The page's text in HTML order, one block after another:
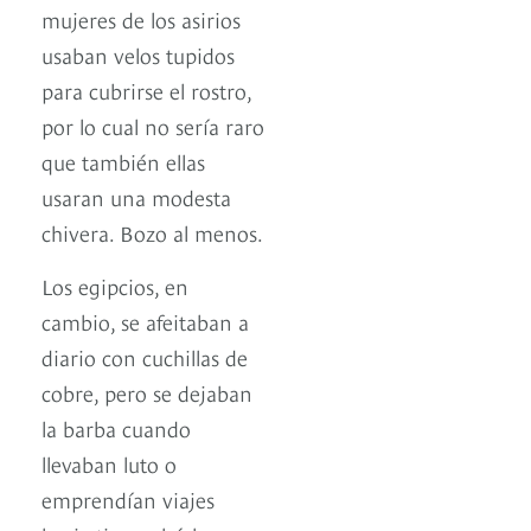
mujeres de los asirios
usaban velos tupidos
para cubrirse el rostro,
por lo cual no sería raro
que también ellas
usaran una modesta
chivera. Bozo al menos.
Los egipcios, en
cambio, se afeitaban a
diario con cuchillas de
cobre, pero se dejaban
la barba cuando
llevaban luto o
emprendían viajes